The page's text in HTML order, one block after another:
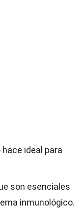
hace ideal para
son esenciales
inmunológico.